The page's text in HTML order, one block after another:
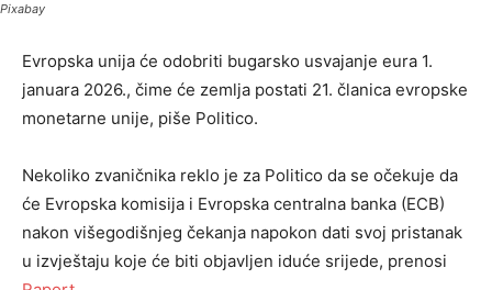
Pixabay
Evropska unija će odobriti bugarsko usvajanje eura 1.
januara 2026., čime će zemlja postati 21. članica evropske
monetarne unije, piše Politico.
Nekoliko zvaničnika reklo je za Politico da se očekuje da
će Evropska komisija i Evropska centralna banka (ECB)
nakon višegodišnjeg čekanja napokon dati svoj pristanak
u izvještaju koje će biti objavljen iduće srijede, prenosi